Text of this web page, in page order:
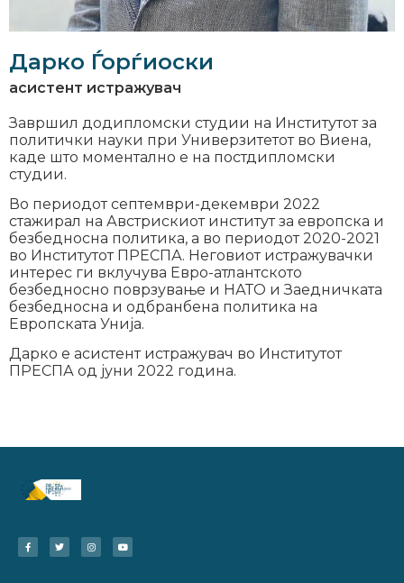
Дарко Ѓорѓиоски
асистент истражувач
Завршил додипломски студии на Институтот за
политички науки при Универзитетот во Виена,
каде што моментално е на постдипломски
студии.
Во периодот септември-декември 2022
стажирал на Австрискиот институт за европска и
безбедносна политика, а во периодот 2020-2021
во Институтот ПРЕСПА. Неговиот истражувачки
интерес ги вклучува Евро-атлантското
безбедносно поврзување и НАТО и Заедничката
безбедносна и одбранбена политика на
Европската Унија.
Дарко е асистент истражувач во Институтот
ПРЕСПА од јуни 2022 година.